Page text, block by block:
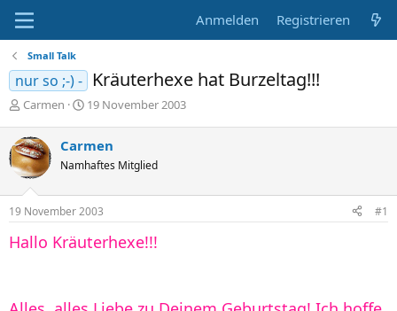
Anmelden Registrieren
Small Talk
nur so ;-) - Kräuterhexe hat Burzeltag!!!
E
s
t
e
l
l
e
Carmen
E
t
e
l
t
m
19 November 2003
Carmen
Namhaftes Mitglied
19 November 2003 #1
Hallo Kräuterhexe!!!